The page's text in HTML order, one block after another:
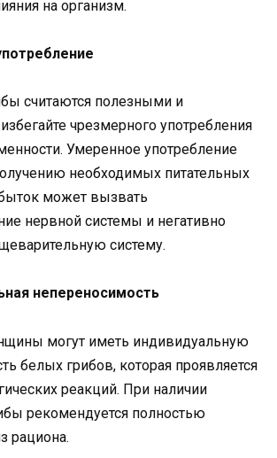
на организм.
считаются полезными и
чрезмерного употребления
Умеренное употребление
необходимых питательных
может вызвать
нервной системы и негативно
систему.
непереносимость
могут иметь индивидуальную
белых грибов, которая проявляется
реакций. При наличии
рекомендуется полностью
рациона.